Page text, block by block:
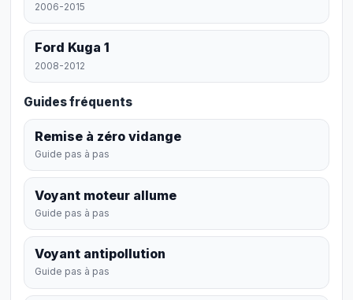
2006-2015
Ford Kuga 1
2008-2012
Guides fréquents
Remise à zéro vidange
Guide pas à pas
Voyant moteur allume
Guide pas à pas
Voyant antipollution
Guide pas à pas